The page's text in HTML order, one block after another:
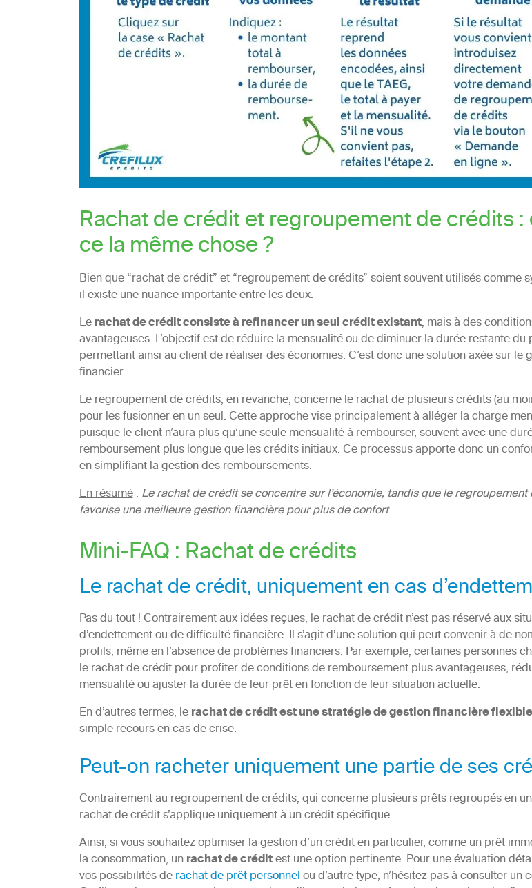
Rachat de crédit et regroupement de crédits
ce la même chose ?
Bien que “rachat de crédit” et “regroupement de crédits” soient souvent utilisés comme
il existe une nuance importante entre les deux.
Lerachat de crédit consiste à refinancer un seul crédit existant, mais à des
avantageuses. L’objectif est de réduire la mensualité ou de diminuer la durée restante du
permettant ainsi au client de réaliser des économies. C’est donc une solution axée sur le
financier.
Le regroupement de crédits, en revanche, concerne le rachat de plusieurs crédits (au
pour les fusionner en un seul. Cette approche vise principalement à alléger la charge
puisque le client n’aura plus qu’une seule mensualité à rembourser, souvent avec une
remboursement plus longue que les crédits initiaux. Ce processus apporte donc un
en simplifiant la gestion des remboursements.
En résumé: Le rachat de crédit se concentre sur l’économie, tandis que le
favorise une meilleure gestion financière pour plus de confort.
Mini-FAQ : Rachat de crédits
Le rachat de crédit, uniquement en cas
Pas du tout ! Contrairement aux idées reçues, le rachat de crédit n’est pas réservé aux
d’endettement ou de difficulté financière. Il s’agit d’une solution qui peut convenir à de
profils, même en l’absence de problèmes financiers. Par exemple, certaines personnes
le rachat de crédit pour profiter de conditions de remboursement plus avantageuses,
mensualité ou ajuster la durée de leur prêt en fonction de leur situation actuelle.
En d’autres termes, lerachat de crédit est une stratégie de gestion financière flexible
simple recours en cas de crise.
Peut-on racheter uniquement une partie de ses
Contrairement au regroupement de crédits, qui concerne plusieurs prêts regroupés en
rachat de crédit s’applique uniquement à un crédit spécifique.
Ainsi, si vous souhaitez optimiser la gestion d’un crédit en particulier, comme un prêt
la consommation, unrachat de créditest une option pertinente. Pour une évaluation
vos possibilités derachat de prêt personnelou d’autre type, n’hésitez pas à consulter un